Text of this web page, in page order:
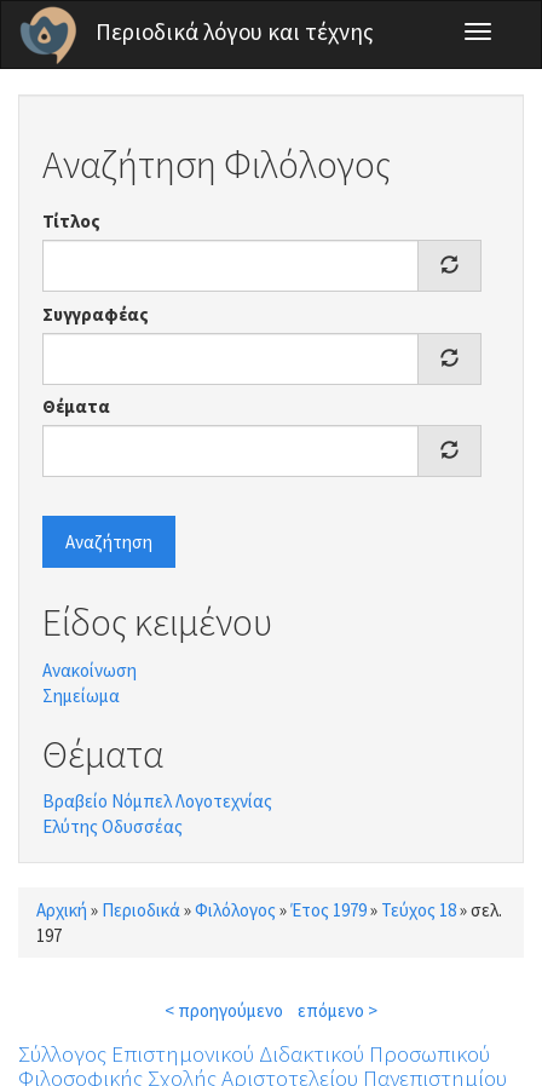
Παράκαμψη προς το κυρίως περιεχόμενο
Περιοδικά λόγου και τέχνης
Toggle
Αναζήτηση Φιλόλογος
Τίτλος
Συγγραφέας
Θέματα
Αναζήτηση
Είδος κειμένου
Ανακοίνωση
Σημείωμα
Θέματα
Βραβείο Νόμπελ Λογοτεχνίας
Ελύτης Οδυσσέας
Είστε εδώ
Αρχική » Περιοδικά»Φιλόλογος »Έτος 1979» Τεύχος 18»σελ.
197
< προηγούμενο επόμενο >
Σύλλογος Επιστημονικού Διδακτικού Προσωπικού
Φιλοσοφικής Σχολής Αριστοτελείου Πανεπιστημίου